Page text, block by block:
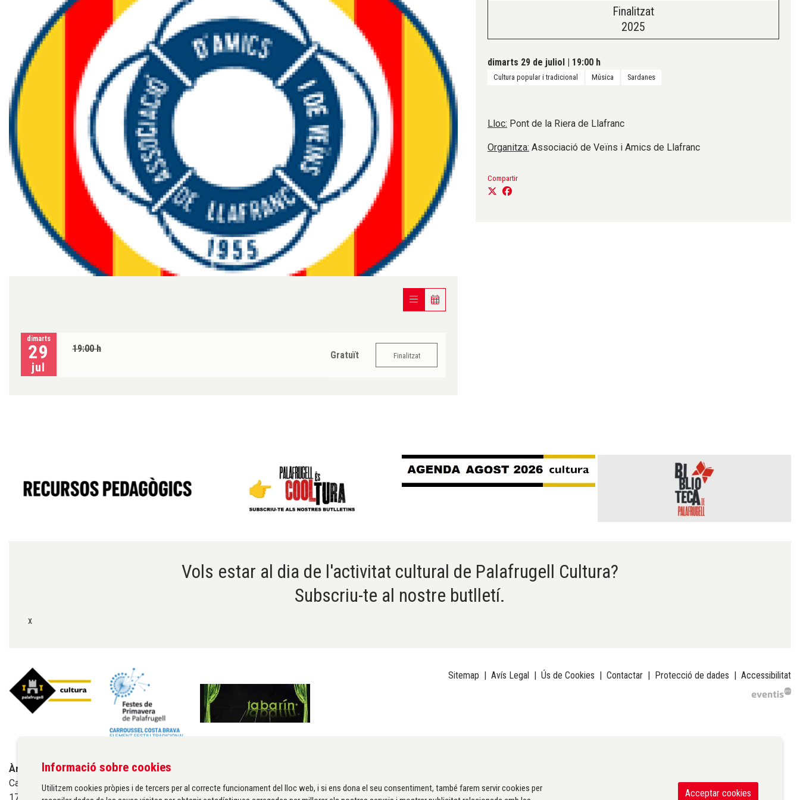
Finalitzat
2025
dimarts 29 de juliol | 19:00 h
Cultura popular i tradicional Música Sardanes
Lloc: Pont de la Riera de Llafranc
Organitza: Associació de Veïns i Amics de Llafranc
Compartir
dimarts
29
jul
19:00 h
Gratuït Finalitzat
Vols estar al dia de l'activitat cultural de Palafrugell Cultura?
Subscriu-te al nostre butlletí.
x
Àrea de cultura de l'Ajuntament de Palafrugell
Carrer Santa Margarida, 1
17200 Palafrugell
Sitemap | Avís Legal | Ús de Cookies | Contactar | Protecció de dades | Accessibilitat
Informació sobre cookies
Utilitzem cookies pròpies i de tercers per al correcte funcionament del lloc web, i si ens dona el seu consentiment, també farem servir cookies per
Acceptar cookies